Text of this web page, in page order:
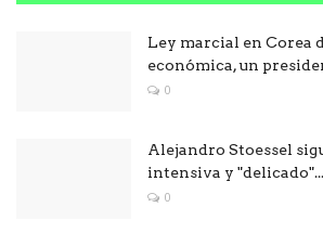
Ley marcial en Corea
económica, un
0
Alejandro Stoessel
intensiva y "delicado"...
0